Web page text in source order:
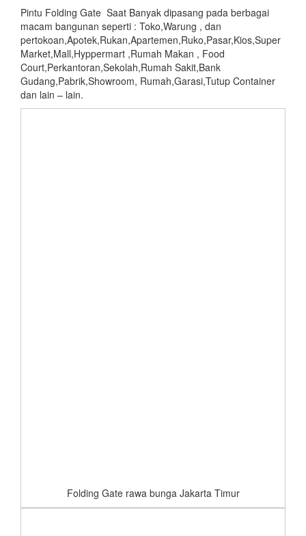
Pintu Folding Gate Saat Banyak dipasang pada berbagai
macam bangunan seperti : Toko,Warung , dan
pertokoan,Apotek,Rukan,Apartemen,Ruko,Pasar,Kios,Super
Market,Mall,Hyppermart ,Rumah Makan , Food
Court,Perkantoran,Sekolah,Rumah Sakit,Bank
Gudang,Pabrik,Showroom, Rumah,Garasi,Tutup Container
dan lain – lain.
Folding Gate rawa bunga Jakarta Timur